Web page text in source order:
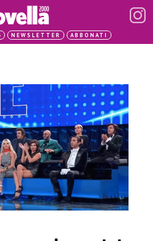
NEWSLETTER ABBONATI